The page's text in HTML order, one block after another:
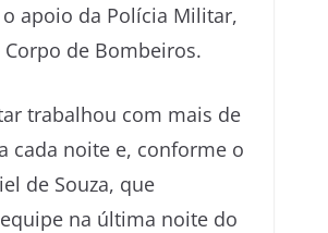
apoio da Polícia Militar,
Corpo de Bombeiros.
trabalhou com mais de
cada noite e, conforme o
de Souza, que
na última noite do